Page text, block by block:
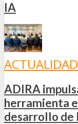
IA
ACTUALIDAD
ADIRA
herramienta
desarrollo de